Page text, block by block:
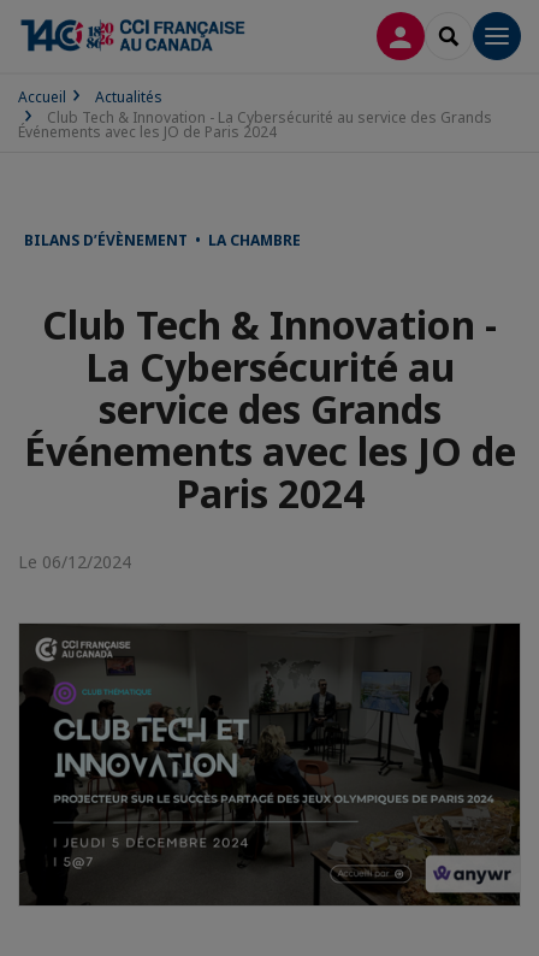
CONNEXION
Accueil
Actualités
Club Tech & Innovation - La Cybersécurité au service des Grands
Événements avec les JO de Paris 2024
BILANS D’ÉVÈNEMENT • LA CHAMBRE
Club Tech & Innovation -
La Cybersécurité au
service des Grands
Événements avec les JO de
Paris 2024
Le 06/12/2024